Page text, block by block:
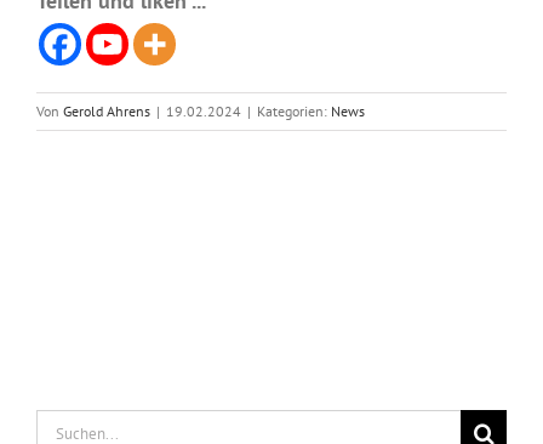
Von Gerold Ahrens | 19.02.2024 | Kategorien: News
Suche